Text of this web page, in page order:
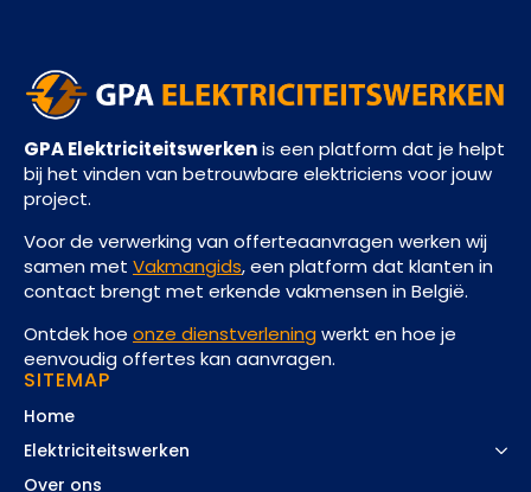
GPA Elektriciteitswerkenis een platform dat je helpt
bij het vinden van betrouwbare elektriciens voor jouw
project.
Voor de verwerking van offerteaanvragen werken wij
samen met Vakmangids, een platform dat klanten in
contact brengt met erkende vakmensen in België.
Ontdek hoe onze dienstverleningwerkt en hoe je
eenvoudig offertes kan aanvragen.
SITEMAP
Home
Elektriciteitswerken
Over ons